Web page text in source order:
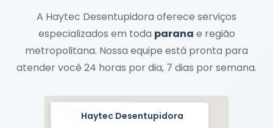
A Haytec Desentupidora oferece serviços
especializados em toda parana e região
metropolitana. Nossa equipe está pronta para
atender você 24 horas por dia, 7 dias por semana.
Haytec Desentupidora